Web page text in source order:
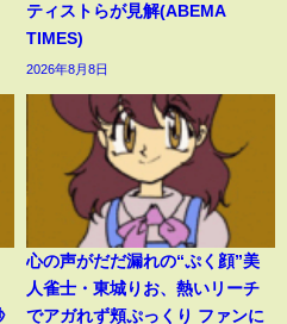
ティストらが見解(ABEMA
TIMES)
2026年8月8日
心の声がだだ漏れの“ぷく顔”美
人雀士・東城りお、熱いリーチ
でアガれず頬ぷっくり ファンに